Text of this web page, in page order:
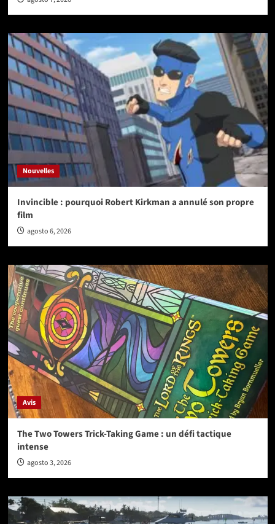
Nouvelles
Invincible : pourquoi Robert Kirkman a annulé son propre
film
agosto 6, 2026
Avis
The Two Towers Trick-Taking Game : un défi tactique
intense
agosto 3, 2026